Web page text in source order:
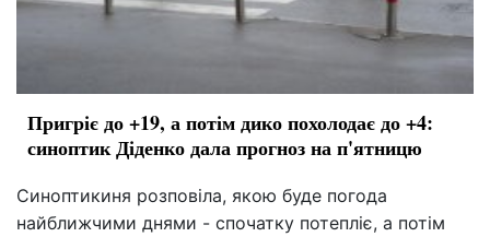
Пригріє до +19, а потім дико похолодає до +4:
синоптик Діденко дала прогноз на п'ятницю
Синоптикиня розповіла, якою буде погода
найближчими днями - спочатку потепліє, а потім